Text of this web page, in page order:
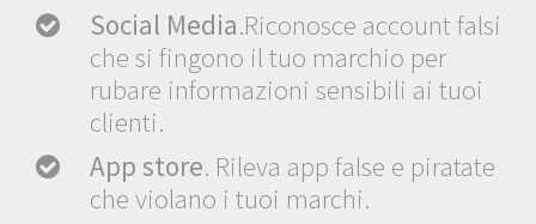
Social Media.Riconosce account falsi
che si fingono il tuo marchio per
rubare informazioni sensibili ai tuoi
clienti.
App store. Rileva app false e piratate
che violano i tuoi marchi.